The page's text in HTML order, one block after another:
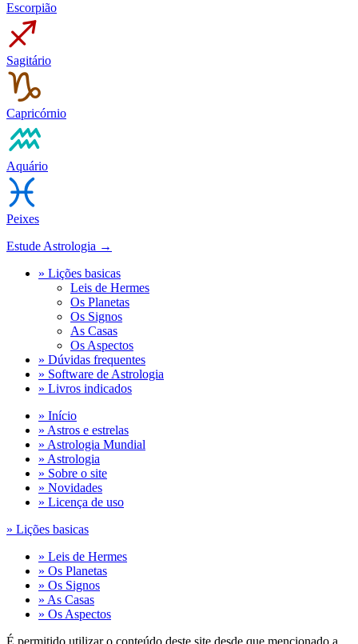
Escorpião
Sagitário
Capricórnio
Aquário
Peixes
Estude Astrologia →
» Lições basicas
Leis de Hermes
Os Planetas
Os Signos
As Casas
Os Aspectos
» Dúvidas frequentes
» Software de Astrologia
» Livros indicados
» Início
» Astros e estrelas
» Astrologia Mundial
» Astrologia
» Sobre o site
» Novidades
» Licença de uso
» Lições basicas
» Leis de Hermes
» Os Planetas
» Os Signos
» As Casas
» Os Aspectos